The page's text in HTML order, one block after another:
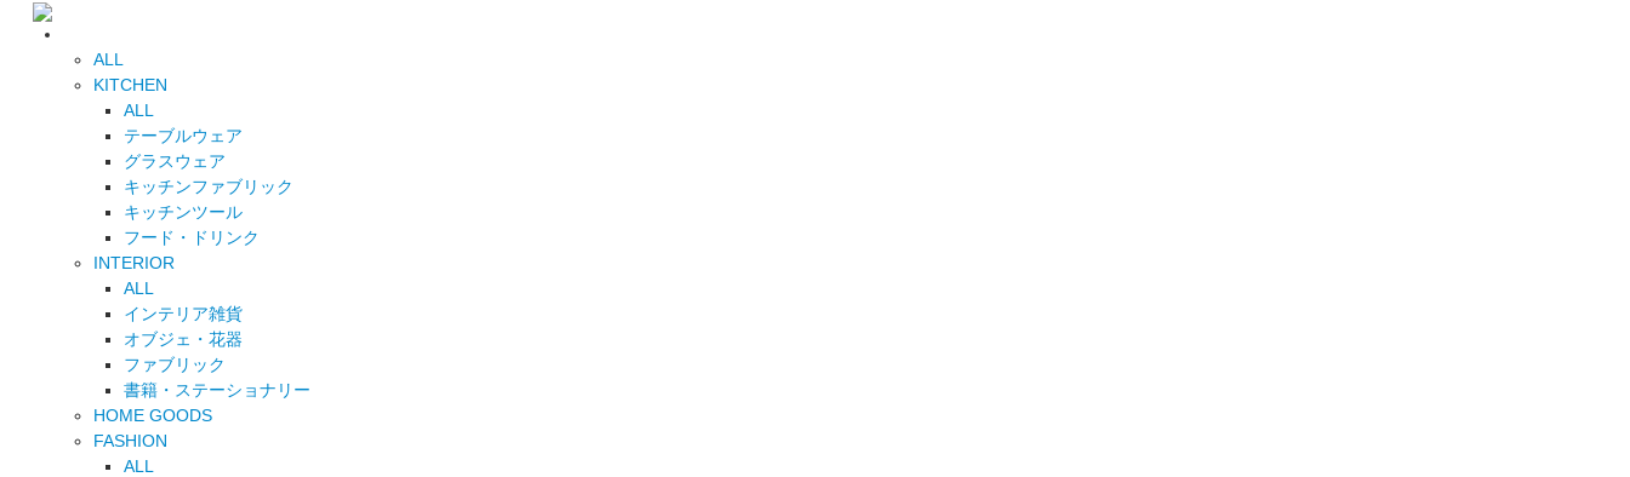
ALL
KITCHEN
ALL
テーブルウェア
グラスウェア
キッチンファブリック
キッチンツール
フード・ドリンク
INTERIOR
ALL
インテリア雑貨
オブジェ・花器
ファブリック
書籍・ステーショナリー
HOME GOODS
FASHION
ALL